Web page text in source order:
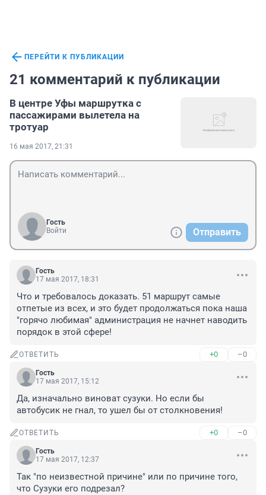
ПЕРЕЙТИ К ПУБЛИКАЦИИ
21 комментарий к публикации
В центре Уфы маршрутка с
пассажирами вылетела на
тротуар
16 мая 2017, 21:31
Гость
Войти
Отправить
Гость
17 мая 2017, 18:31
Что и требовалось доказать. 51 маршрут самые
отпетые из всех, и это будет продолжаться пока наша
"горячо любимая" администрация не начнет наводить
порядок в этой сфере!
ОТВЕТИТЬ +0 –0
Гость
17 мая 2017, 15:12
Да, изначально виноват сузуки. Но если бы
автобусик не гнал, то ушел бы от столкновения!
ОТВЕТИТЬ +0 –0
Гость
17 мая 2017, 12:37
Так "по неизвестной причине" или по причине того,
что Сузуки его подрезал?